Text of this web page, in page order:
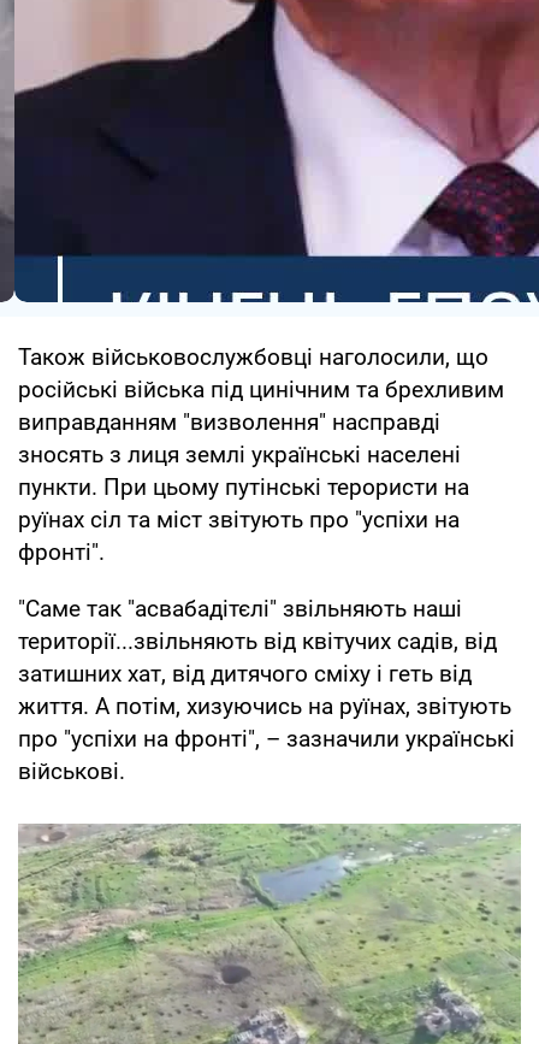
Також військовослужбовці наголосили, що
російські війська під цинічним та брехливим
виправданням "визволення" насправді
зносять з лиця землі українські населені
пункти. При цьому путінські терористи на
руїнах сіл та міст звітують про "успіхи на
фронті".
"Саме так "асвабадітєлі" звільняють наші
території...звільняють від квітучих садів, від
затишних хат, від дитячого сміху і геть від
життя. А потім, хизуючись на руїнах, звітують
про "успіхи на фронті", – зазначили українські
військові.